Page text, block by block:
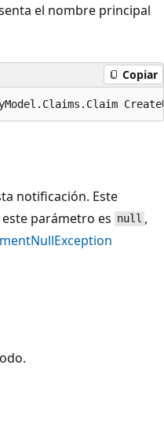
el nombre principal
Copiar
notificación. Este
este parámetro es null ,